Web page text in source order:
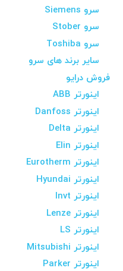
سرو Siemens
سرو Stober
سرو Toshiba
سایر برند های سرو
فروش درایو
اینورتر ABB
اینورتر Danfoss
اینورتر Delta
اینورتر Elin
اینورتر Eurotherm
اینورتر Hyundai
اینورتر Invt
اینورتر Lenze
اینورتر LS
اینورتر Mitsubishi
اینورتر Parker